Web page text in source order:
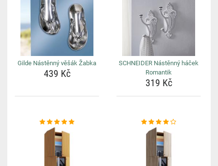
Gilde Nástěnný věšák Žabka
439 Kč
SCHNEIDER Nástěnný háček
Romantik
319 Kč